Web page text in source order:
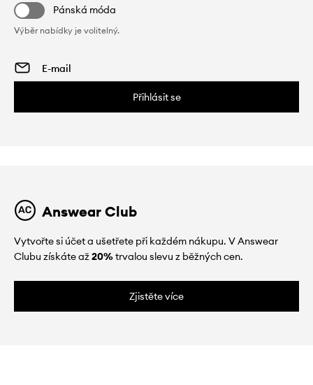
Pánská móda
Výběr nabídky je volitelný.
Přihlásit se
Answear Club
Vytvořte si účet a ušetřete při každém nákupu. V Answear
Clubu získáte až20%trvalou slevu z běžných cen.
Zjistěte více